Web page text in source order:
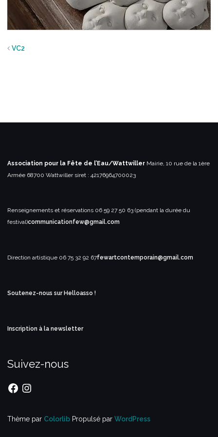
VC2
Association pour la Fête de l’Eau/Wattwiller Mairie, 10 rue de la 1ère
Armée 68700 Wattwillersiret : 42176964700023
Renseignements et réservations 06 59 27 50 63 (pendant la durée du
festival)communicationfew@gmail.com
Direction artistique 06 75 32 92 67fewartcontemporain@gmail.com
Soutenez-nous sur Helloasso !
Inscription à la newsletter
Suivez-nous
FacebookInstagram
Thème par Colorlib Propulsé par WordPress